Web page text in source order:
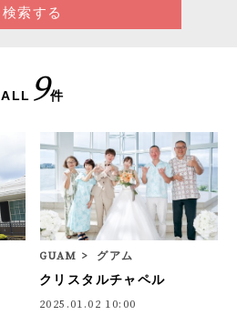
検索する
ALL 9件
GUAM グアム
クリスタルチャペル
2025.01.02 10:00